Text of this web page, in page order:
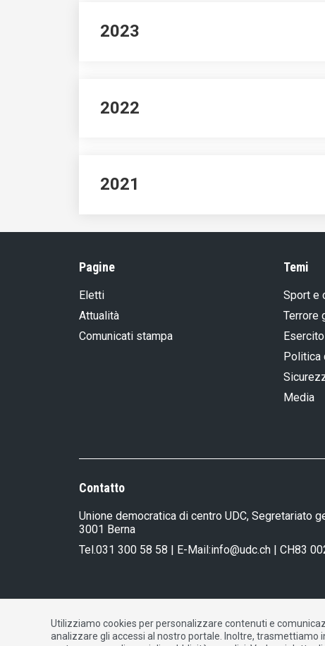
2023
2022
2021
Pagine
Eletti
Attualità
Comunicati stampa
Temi
Sport e
Terrore
Esercito
Politica
Media
Contatto
Unione democratica di centro UDC, Segretariato
3001 Berna
Tel.031 300 58 58 | E-Mail:info@udc.ch | CH83
Impressum| Dichiarazione di protezione dati|
Utilizziamo cookies per personalizzare contenuti e
analizzare gli accessi al nostro portale. Inoltre,